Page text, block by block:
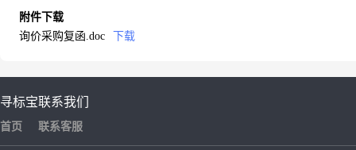
附件下载
询价采购复函.doc
下载
寻标宝
首页
联系我们
联系客服